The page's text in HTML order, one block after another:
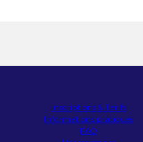
Inscriptions & Tarifs
Informations pratiques
FAQ